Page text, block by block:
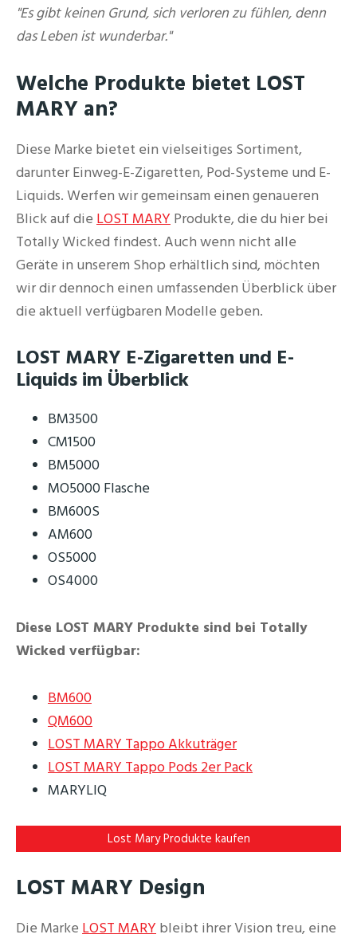
"Es gibt keinen Grund, sich verloren zu fühlen, denn
das Leben ist wunderbar."
Welche Produkte bietet LOST
MARY an?
Diese Marke bietet ein vielseitiges Sortiment,
darunter Einweg-E-Zigaretten, Pod-Systeme und E-
Liquids. Werfen wir gemeinsam einen genaueren
Blick auf die LOST MARY Produkte, die du hier bei
Totally Wicked findest. Auch wenn nicht alle
Geräte in unserem Shop erhältlich sind, möchten
wir dir dennoch einen umfassenden Überblick über
die aktuell verfügbaren Modelle geben.
LOST MARY E-Zigaretten und E-
Liquids im Überblick
BM3500
CM1500
BM5000
MO5000 Flasche
BM600S
AM600
OS5000
OS4000
Diese LOST MARY Produkte sind bei Totally
Wicked verfügbar:
BM600
QM600
LOST MARY Tappo Akkuträger
LOST MARY Tappo Pods 2er Pack
MARYLIQ
Lost Mary Produkte kaufen
LOST MARY Design
Die Marke LOST MARY bleibt ihrer Vision treu, eine